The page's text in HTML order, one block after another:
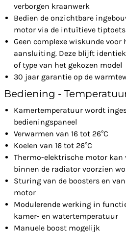
verborgen kraanwerk
Bedien de onzichtbare
motor via de intuïtieve
Geen complexe wiskunde voor
aansluiting. Deze blijft
of type van het gekozen model
30 jaar garantie op de
Bediening -
Kamertemperatuur wordt
bedieningspaneel
Verwarmen van 16 tot 26°C
Koelen van 16 tot 26°C
Thermo-elektrische motor
binnen de radiator voorzien
Sturing van de boosters en
motor
Modulerende werking in
kamer- en watertemperatuur
Manuele boost mogelijk